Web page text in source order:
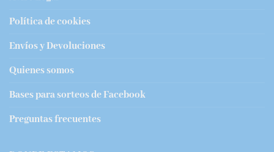
Política de cookies
Envíos y Devoluciones
Quienes somos
Bases para sorteos de Facebook
Preguntas frecuentes